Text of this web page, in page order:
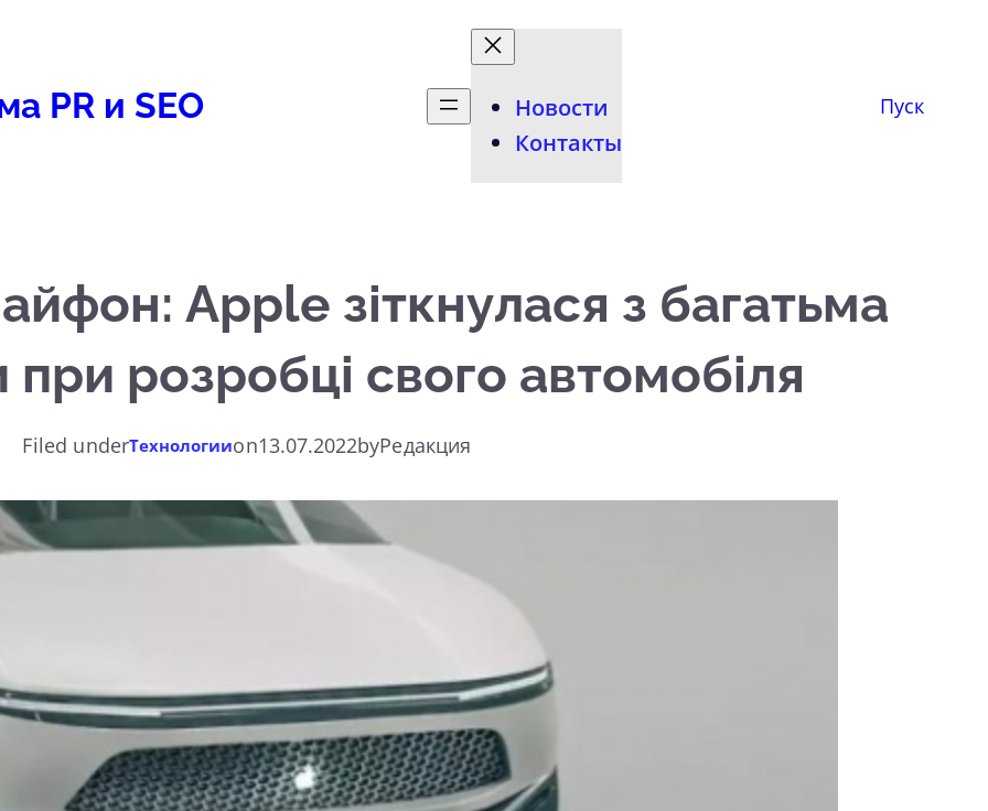
PR и SEO
Новости
Контакты
Пуск
Apple зіткнулася з багатьма
розробці свого автомобіля
Filed underТехнологииon13.07.2022byРедакция